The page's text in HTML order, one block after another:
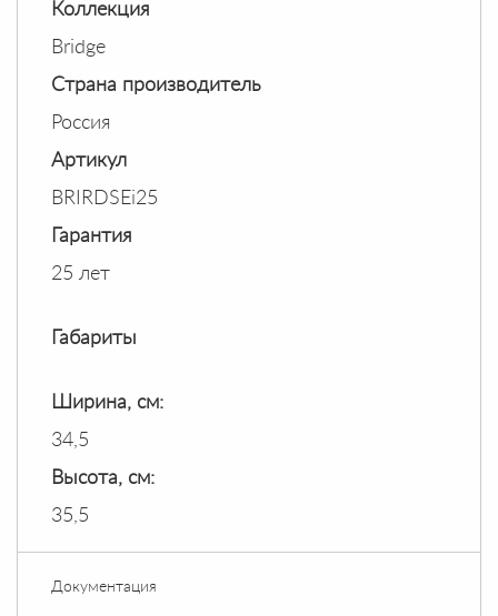
Коллекция
Bridge
Страна производитель
Россия
Артикул
BRIRDSEi25
Гарантия
25 лет
Габариты
Ширина, см:
34,5
Высота, см:
35,5
Документация